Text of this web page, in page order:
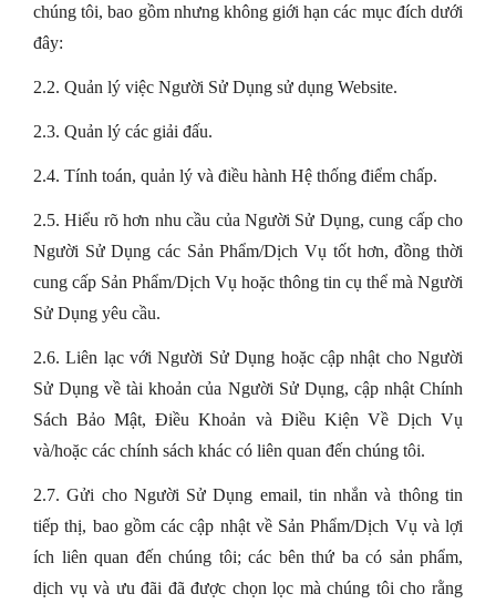
chúng tôi, bao gồm nhưng không giới hạn các mục đích dưới
đây:
2.2. Quản lý việc Người Sử Dụng sử dụng Website.
2.3. Quản lý các giải đấu.
2.4. Tính toán, quản lý và điều hành Hệ thống điểm chấp.
2.5. Hiểu rõ hơn nhu cầu của Người Sử Dụng, cung cấp cho
Người Sử Dụng các Sản Phẩm/Dịch Vụ tốt hơn, đồng thời
cung cấp Sản Phẩm/Dịch Vụ hoặc thông tin cụ thể mà Người
Sử Dụng yêu cầu.
2.6. Liên lạc với Người Sử Dụng hoặc cập nhật cho Người
Sử Dụng về tài khoản của Người Sử Dụng, cập nhật Chính
Sách Bảo Mật, Điều Khoản và Điều Kiện Về Dịch Vụ
và/hoặc các chính sách khác có liên quan đến chúng tôi.
2.7. Gửi cho Người Sử Dụng email, tin nhắn và thông tin
tiếp thị, bao gồm các cập nhật về Sản Phẩm/Dịch Vụ và lợi
ích liên quan đến chúng tôi; các bên thứ ba có sản phẩm,
dịch vụ và ưu đãi đã được chọn lọc mà chúng tôi cho rằng